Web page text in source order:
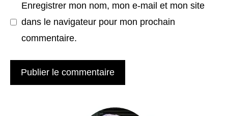
Enregistrer mon nom, mon e-mail et mon site
dans le navigateur pour mon prochain
commentaire.